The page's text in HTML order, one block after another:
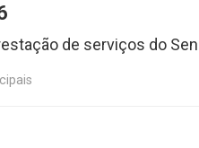
de serviços do